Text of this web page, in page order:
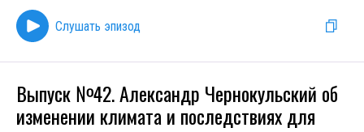
Слушать эпизод
Выпуск №42. Александр Чернокульский об
изменении климата и последствиях для